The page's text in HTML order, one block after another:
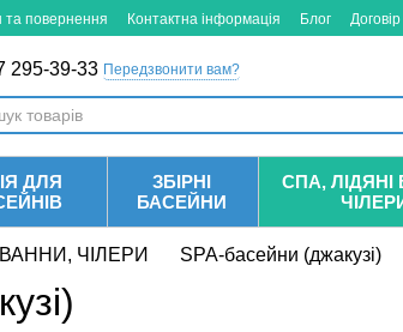
та повернення Контактна інформація Блог
295-39-33 Передзвонити вам?
ДЛЯ
ЗБІРНІ
БАСЕЙНИ
СПА, ЛІДЯНІ
ЧІЛЕРИ SPA-басейни (джакузі)